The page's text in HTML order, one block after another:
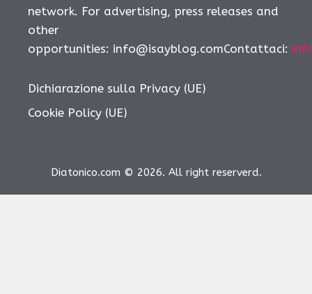
network. For advertising, press releases and
other
opportunities: info@isayblog.comContattaci:
Dichiarazione sulla Privacy (UE)
Cookie Policy (UE)
Diatonico.com © 2026. All right reserverd.